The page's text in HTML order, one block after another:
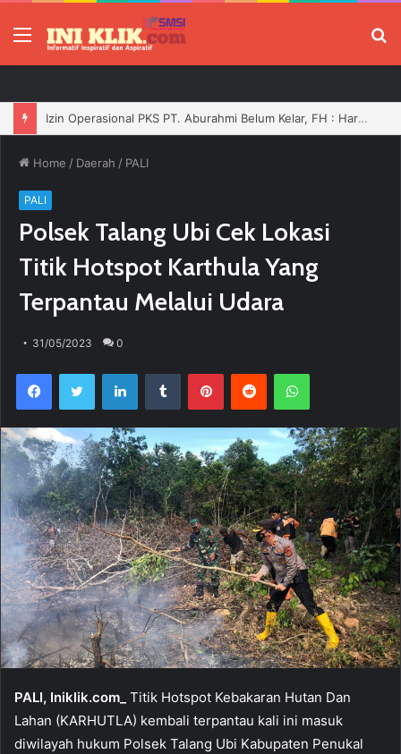
Menu
Izin Operasional PKS PT. Aburahmi Belum Kelar, FH : Harusnya Tidak Boleh Bergerak Sebelum Dilengkapi
Home / Daerah / PALI
PALI
Polsek Talang Ubi Cek Lokasi
Titik Hotspot Karthula Yang
Terpantau Melalui Udara
31/05/2023 0
PALI, Iniklik.com_ Titik Hotspot Kebakaran Hutan Dan
Lahan (KARHUTLA) kembali terpantau kali ini masuk
diwilayah hukum Polsek Talang Ubi Kabupaten Penukal